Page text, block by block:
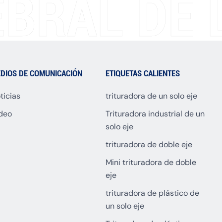
ETIQUETAS CALIENTES
trituradora de un solo eje
Trituradora industrial de un
solo eje
trituradora de doble eje
Mini trituradora de doble
eje
trituradora de plástico de
un solo eje
DE COMUNICACIÓN